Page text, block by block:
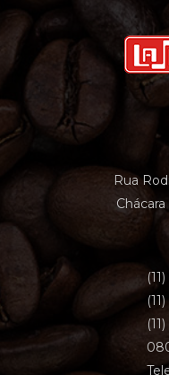
Rua